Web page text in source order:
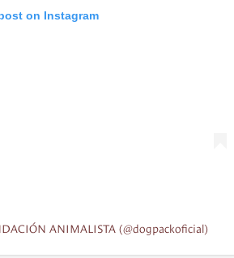
on Instagram
ANIMALISTA (@dogpackoficial)